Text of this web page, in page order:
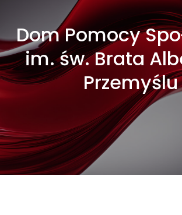
Dom Pomocy
im. św. Brata
Przemyślu